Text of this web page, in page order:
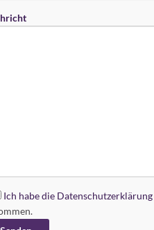
Ich habe die Datenschutzerklärung